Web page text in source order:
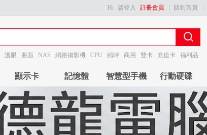
回到首頁
Hi 請登入 註冊會員
護眼 曲面 NAS 網路攝影機 CPU 縮時 商用 雙卡 充值卡 福利品
顯示卡 記憶體 智慧型手機 行動硬碟